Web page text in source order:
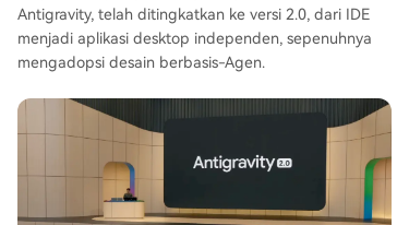
Antigravity, telah ditingkatkan ke versi 2.0, dari IDE
menjadi aplikasi desktop independen, sepenuhnya
mengadopsi desain berbasis-Agen.